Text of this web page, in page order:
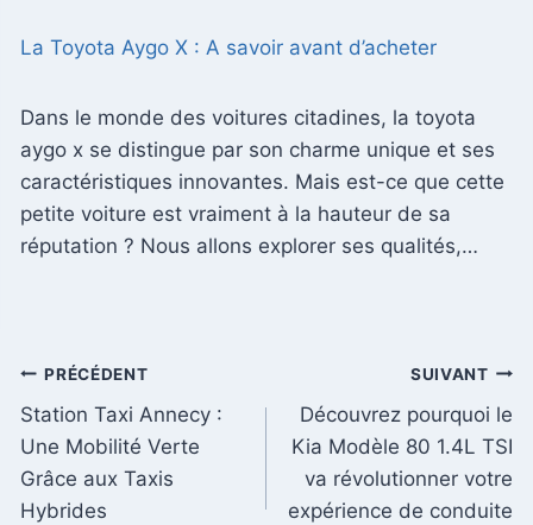
La Toyota Aygo X : A savoir avant d’acheter
Dans le monde des voitures citadines, la toyota
aygo x se distingue par son charme unique et ses
caractéristiques innovantes. Mais est-ce que cette
petite voiture est vraiment à la hauteur de sa
réputation ? Nous allons explorer ses qualités,…
Navigation
de
l’article
PRÉCÉDENT
Station Taxi Annecy :
Une Mobilité Verte
Grâce aux Taxis
Hybrides
SUIVANT
Découvrez pourquoi le
Kia Modèle 80 1.4L TSI
va révolutionner votre
expérience de conduite